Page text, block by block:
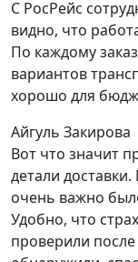
С РосРейс
видно, что
По каждому
вариантов
хорошо для
Айгуль Закирова
Вот что значит
детали
очень важно
Удобно, что
проверили